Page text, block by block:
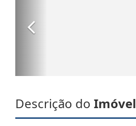
Descrição do Imóvel